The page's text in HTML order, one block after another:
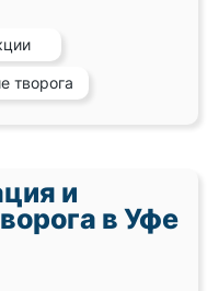
творога
и
в Уфе